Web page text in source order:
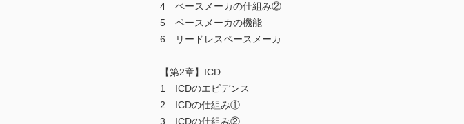
4 ペースメーカの仕組み②
5 ペースメーカの機能
6 リードレスペースメーカ
【第2章】ICD
1 ICDのエビデンス
2 ICDの仕組み①
3 ICDの仕組み②